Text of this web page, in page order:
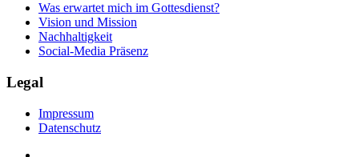
Was erwartet mich im Gottesdienst?
Vision und Mission
Nachhaltigkeit
Social-Media Präsenz
Legal
Impressum
Datenschutz